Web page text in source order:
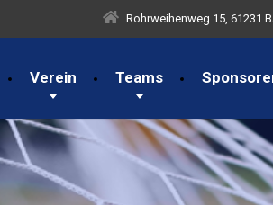
Rohrweihenweg 15, 61231
Verein Teams